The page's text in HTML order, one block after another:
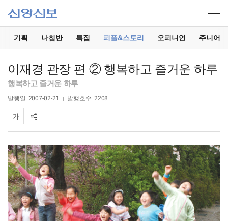
기획 나침반 특집 피플&스토리 오피니언 주니어
이재경 관장 편 ② 행복하고 즐거운 하루
행복하고 즐거운 하루
발행일 2007-02-21 발행호수 2208